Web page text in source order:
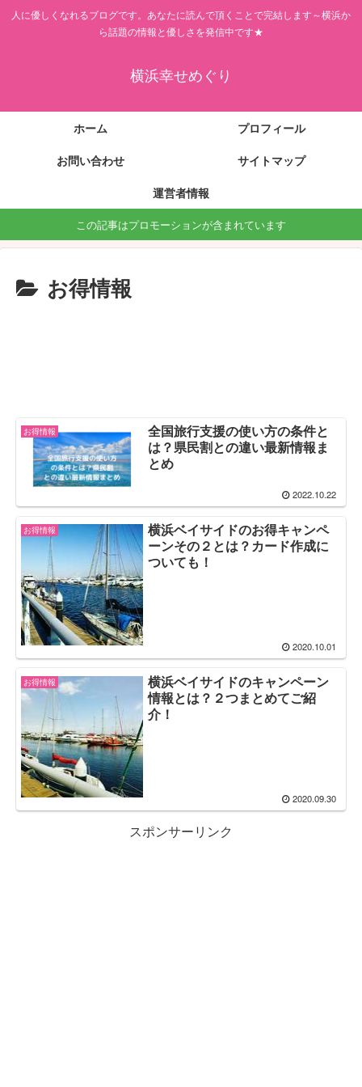
人に優しくなれるブログです。あなたに読んで頂くことで完結します～横浜か
ら話題の情報と優しさを発信中です★
横浜幸せめぐり
ホーム
プロフィール
お問い合わせ
サイトマップ
運営者情報
この記事はプロモーションが含まれています
お得情報
お得情報
全国旅行支援の使い方の条件と
は？県民割との違い最新情報ま
とめ
2022.10.22
お得情報
横浜ベイサイドのお得キャンペ
ーンその２とは？カード作成に
ついても！
2020.10.01
お得情報
横浜ベイサイドのキャンペーン
情報とは？２つまとめてご紹
介！
2020.09.30
スポンサーリンク